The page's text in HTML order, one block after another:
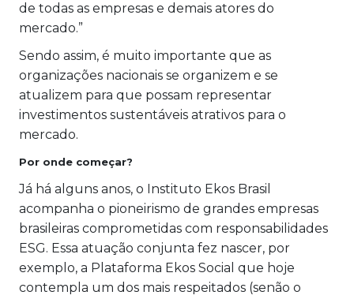
de todas as empresas e demais atores do
mercado.”
Sendo assim, é muito importante que as
organizações nacionais se organizem e se
atualizem para que possam representar
investimentos sustentáveis atrativos para o
mercado.
Por onde começar?
Já há alguns anos, o Instituto Ekos Brasil
acompanha o pioneirismo de grandes empresas
brasileiras comprometidas com responsabilidades
ESG. Essa atuação conjunta fez nascer, por
exemplo, a Plataforma Ekos Social que hoje
contempla um dos mais respeitados (senão o